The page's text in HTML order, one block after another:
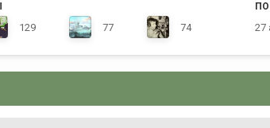
129 77 74 27